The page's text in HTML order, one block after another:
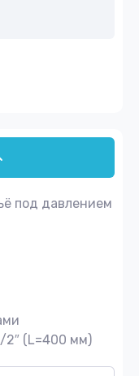
под давлением
2″ (L=400 мм)